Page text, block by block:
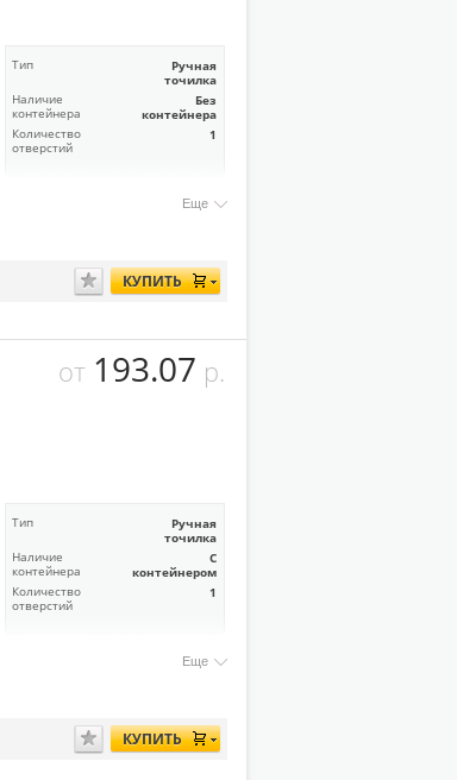
Тип
Ручная
точилка
Наличие
контейнера
Без
контейнера
Количество
отверстий
1
Еще
КУПИТЬ
от 193.07 р.
Тип
Ручная
точилка
Наличие
контейнера
С
контейнером
Количество
отверстий
1
Еще
КУПИТЬ